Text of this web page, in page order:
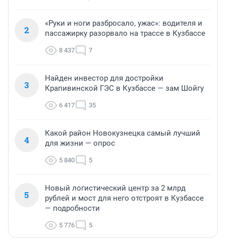
2
«Руки и ноги разбросало, ужас»: водителя и
пассажирку разорвало на трассе в Кузбассе
8 437 7
3
Найден инвестор для достройки
Крапивинской ГЭС в Кузбассе — зам Шойгу
6 417 35
4
Какой район Новокузнецка самый лучший
для жизни — опрос
5 840 5
5
Новый логистический центр за 2 млрд
рублей и мост для него отстроят в Кузбассе
— подробности
5 776 5